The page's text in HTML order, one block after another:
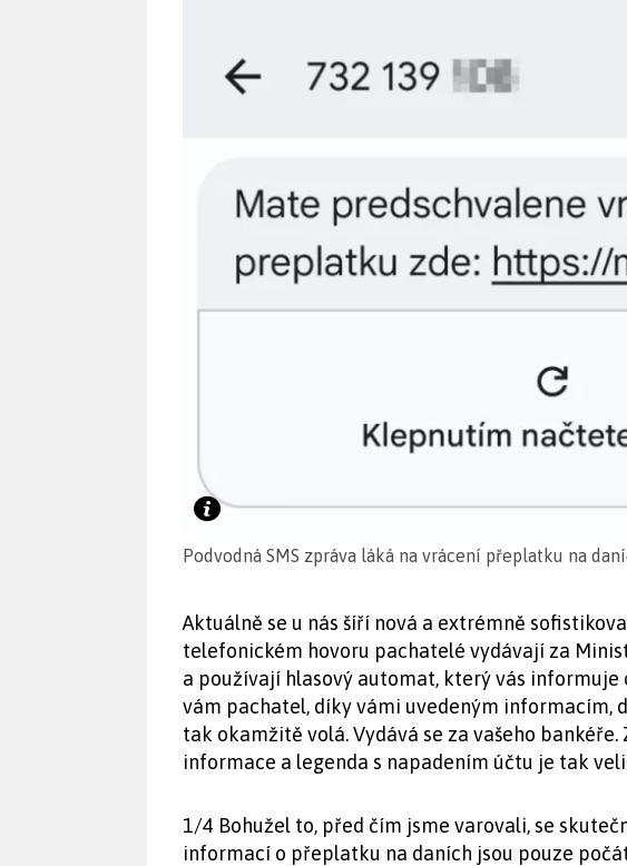
Podvodná SMS zpráva láká na vrácení přeplatku na
Aktuálně se u nás šíří nová a extrémně
telefonickém hovoru pachatelé vydávají za
a používají hlasový automat, který vás informuje
vám pachatel, díky vámi uvedeným informacím,
tak okamžitě volá. Vydává se za vašeho bankéře.
informace a legenda s napadením účtu je tak
1/4 Bohužel to, před čím jsme varovali, se
informací o přeplatku na daních jsou pouze